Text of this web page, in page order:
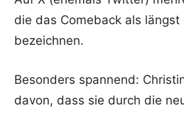
die das Comeback als längst
bezeichnen.
Besonders spannend:
davon, dass sie durch die